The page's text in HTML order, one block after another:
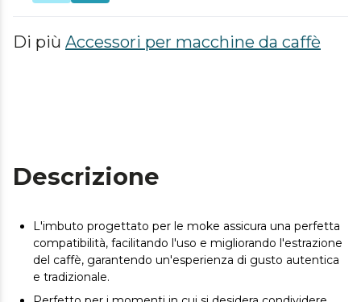
Di più Accessori per macchine da caffè
Descrizione
L'imbuto progettato per le moke assicura una perfetta
compatibilità, facilitando l'uso e migliorando l'estrazione
del caffè, garantendo un'esperienza di gusto autentica
e tradizionale.